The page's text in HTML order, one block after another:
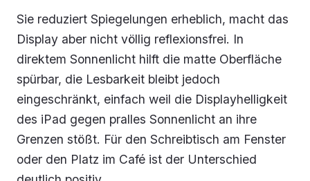
Sie reduziert Spiegelungen erheblich, macht das
Display aber nicht völlig reflexionsfrei. In
direktem Sonnenlicht hilft die matte Oberfläche
spürbar, die Lesbarkeit bleibt jedoch
eingeschränkt, einfach weil die Displayhelligkeit
des iPad gegen pralles Sonnenlicht an ihre
Grenzen stößt. Für den Schreibtisch am Fenster
oder den Platz im Café ist der Unterschied